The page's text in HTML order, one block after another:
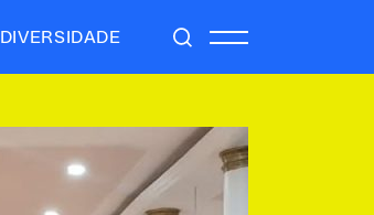
DIVERSIDADE